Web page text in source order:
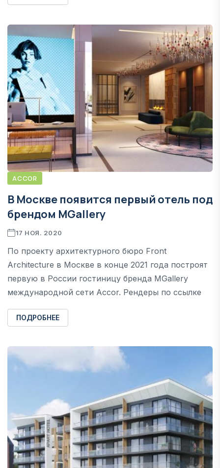
ACCOR
В Москве появится первый отель под
брендом MGallery
17 НОЯ. 2020
По проекту архитектурного бюро Front
Architecture в Москве в конце 2021 года построят
первую в России гостиницу бренда MGallery
международной сети Accor. Рендеры по ссылке
ПОДРОБНЕЕ